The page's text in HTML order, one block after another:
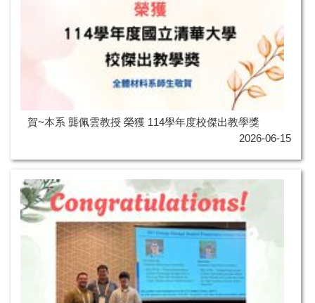
賀~本系 龔佩雲教授 榮獲 114學年度校傑出教學獎
2026-06-15